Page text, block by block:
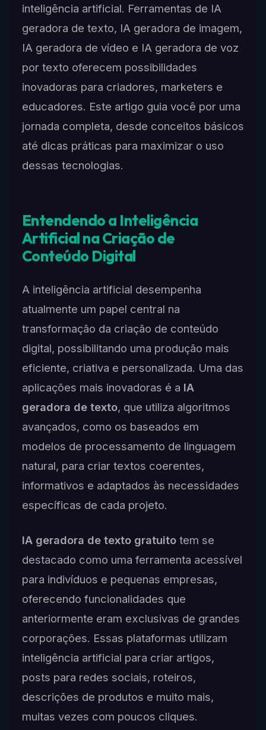
inteligência artificial. Ferramentas de IA
geradora de texto, IA geradora de imagem,
IA geradora de vídeo e IA geradora de voz
por texto oferecem possibilidades
inovadoras para criadores, marketers e
educadores. Este artigo guia você por uma
jornada completa, desde conceitos básicos
até dicas práticas para maximizar o uso
dessas tecnologias.
Entendendo a Inteligência
Artificial na Criação de
Conteúdo Digital
A inteligência artificial desempenha
atualmente um papel central na
transformação da criação de conteúdo
digital, possibilitando uma produção mais
eficiente, criativa e personalizada. Uma das
aplicações mais inovadoras é a IA
geradora de texto, que utiliza algoritmos
avançados, como os baseados em
modelos de processamento de linguagem
natural, para criar textos coerentes,
informativos e adaptados às necessidades
específicas de cada projeto.
IA geradora de texto gratuitotem se
destacado como uma ferramenta acessível
para indivíduos e pequenas empresas,
oferecendo funcionalidades que
anteriormente eram exclusivas de grandes
corporações. Essas plataformas utilizam
inteligência artificial para criar artigos,
posts para redes sociais, roteiros,
descrições de produtos e muito mais,
muitas vezes com poucos cliques.